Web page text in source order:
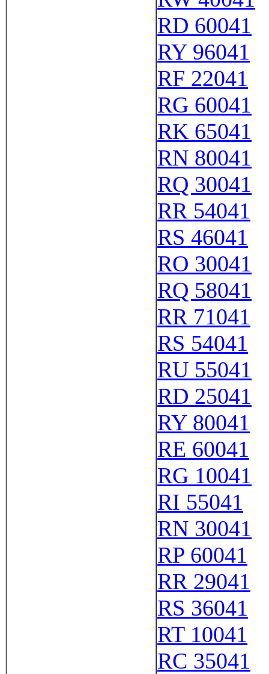
RD 60041
RY 96041
RF 22041
RG 60041
RK 65041
RN 80041
RQ 30041
RR 54041
RS 46041
RO 30041
RQ 58041
RR 71041
RS 54041
RU 55041
RD 25041
RY 80041
RE 60041
RG 10041
RI 55041
RN 30041
RP 60041
RR 29041
RS 36041
RT 10041
RC 35041